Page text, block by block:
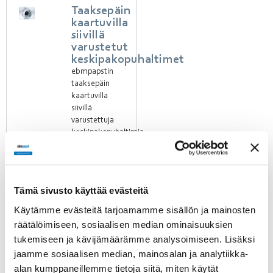
Tämä sivusto käyttää evästeitä
Käytämme evästeitä tarjoamamme sisällön ja mainosten
räätälöimiseen, sosiaalisen median ominaisuuksien
tukemiseen ja kävijämäärämme analysoimiseen. Lisäksi
jaamme sosiaalisen median, mainosalan ja analytiikka-
alan kumppaneillemme tietoja siitä, miten käytät
Taaksepäin
kaartuvilla
siivillä
varustetut
keskipakopuhaltimet
ebmpapstin
taaksepäin
kaartuvilla
siivillä
varustettuja
keskipakopuhaltimia
tulo- ja
poistoilmanvaihdossa.
osa
paineenmuodostuksesta
tapahtuu
juoksupyörässä,